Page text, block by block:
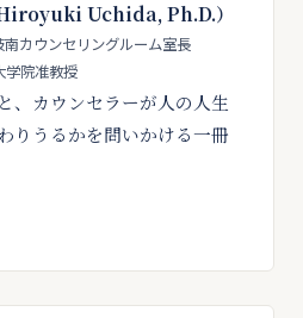
Uchida, Ph.D.）
カウンセリングルーム室長
学院准教授
、カウンセラーが人の人生
りうるかを問いかける一冊